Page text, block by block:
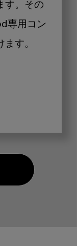
す。その
専用コン
す。